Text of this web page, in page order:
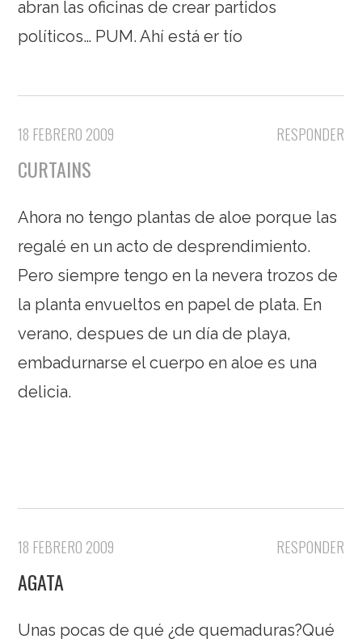
abran las oficinas de crear partidos
políticos… PUM. Ahí está er tío
RESPONDER
18 FEBRERO 2009
CURTAINS
Ahora no tengo plantas de aloe porque las
regalé en un acto de desprendimiento.
Pero siempre tengo en la nevera trozos de
la planta envueltos en papel de plata. En
verano, despues de un día de playa,
embadurnarse el cuerpo en aloe es una
delicia.
RESPONDER
18 FEBRERO 2009
AGATA
Unas pocas de qué ¿de quemaduras?Qué